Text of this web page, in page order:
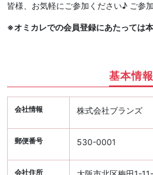
皆様、お気軽にご参加ください♪ ご参
※オミカレでの会員登録にあたっては
基本情報
会社情報 株式会社ブランズ
郵便番号 530-0001
会社住所